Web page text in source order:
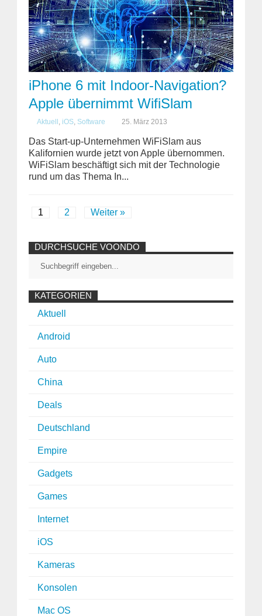
iPhone 6 mit Indoor-Navigation?
Apple übernimmt WifiSlam
Aktuell iOS Software 25. März 2013
Das Start-up-Unternehmen WiFiSlam aus
Kalifornien wurde jetzt von Apple übernommen.
WiFiSlam beschäftigt sich mit der Technologie
rund um das Thema In...
1 2 Weiter »
DURCHSUCHE VOONDO
KATEGORIEN
Aktuell
Android
Auto
China
Deals
Deutschland
Empire
Gadgets
Games
Internet
iOS
Kameras
Konsolen
Mac OS